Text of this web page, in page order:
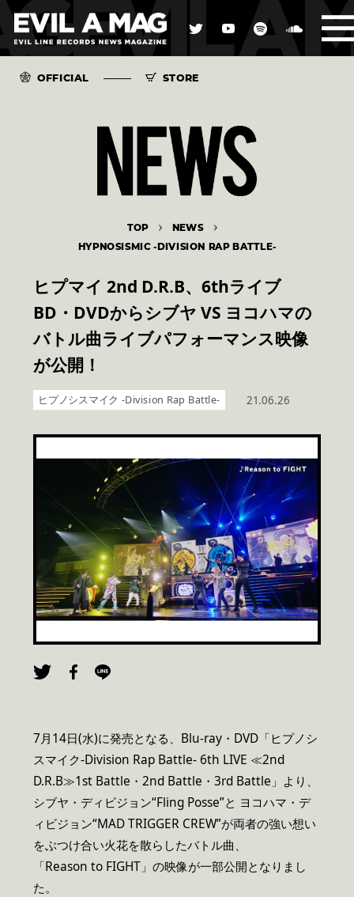
OFFICIAL STORE
TOP NEWS
HYPNOSISMIC -DIVISION RAP BATTLE-
ヒプマイ 2nd D.R.B、6thライブ
BD・DVDからシブヤ VS ヨコハマの
バトル曲ライブパフォーマンス映像
が公開！
ヒプノシスマイク -Division Rap Battle- 21.06.26
7月14日(水)に発売となる、Blu-ray・DVD「ヒプノシ
スマイク-Division Rap Battle- 6th LIVE ≪2nd
D.R.B≫1st Battle・2nd Battle・3rd Battle」より、
シブヤ・ディビジョン“Fling Posse”と ヨコハマ・デ
ィビジョン“MAD TRIGGER CREW”が両者の強い想い
をぶつけ合い火花を散らしたバトル曲、
「Reason to FIGHT」の映像が一部公開となりまし
た。